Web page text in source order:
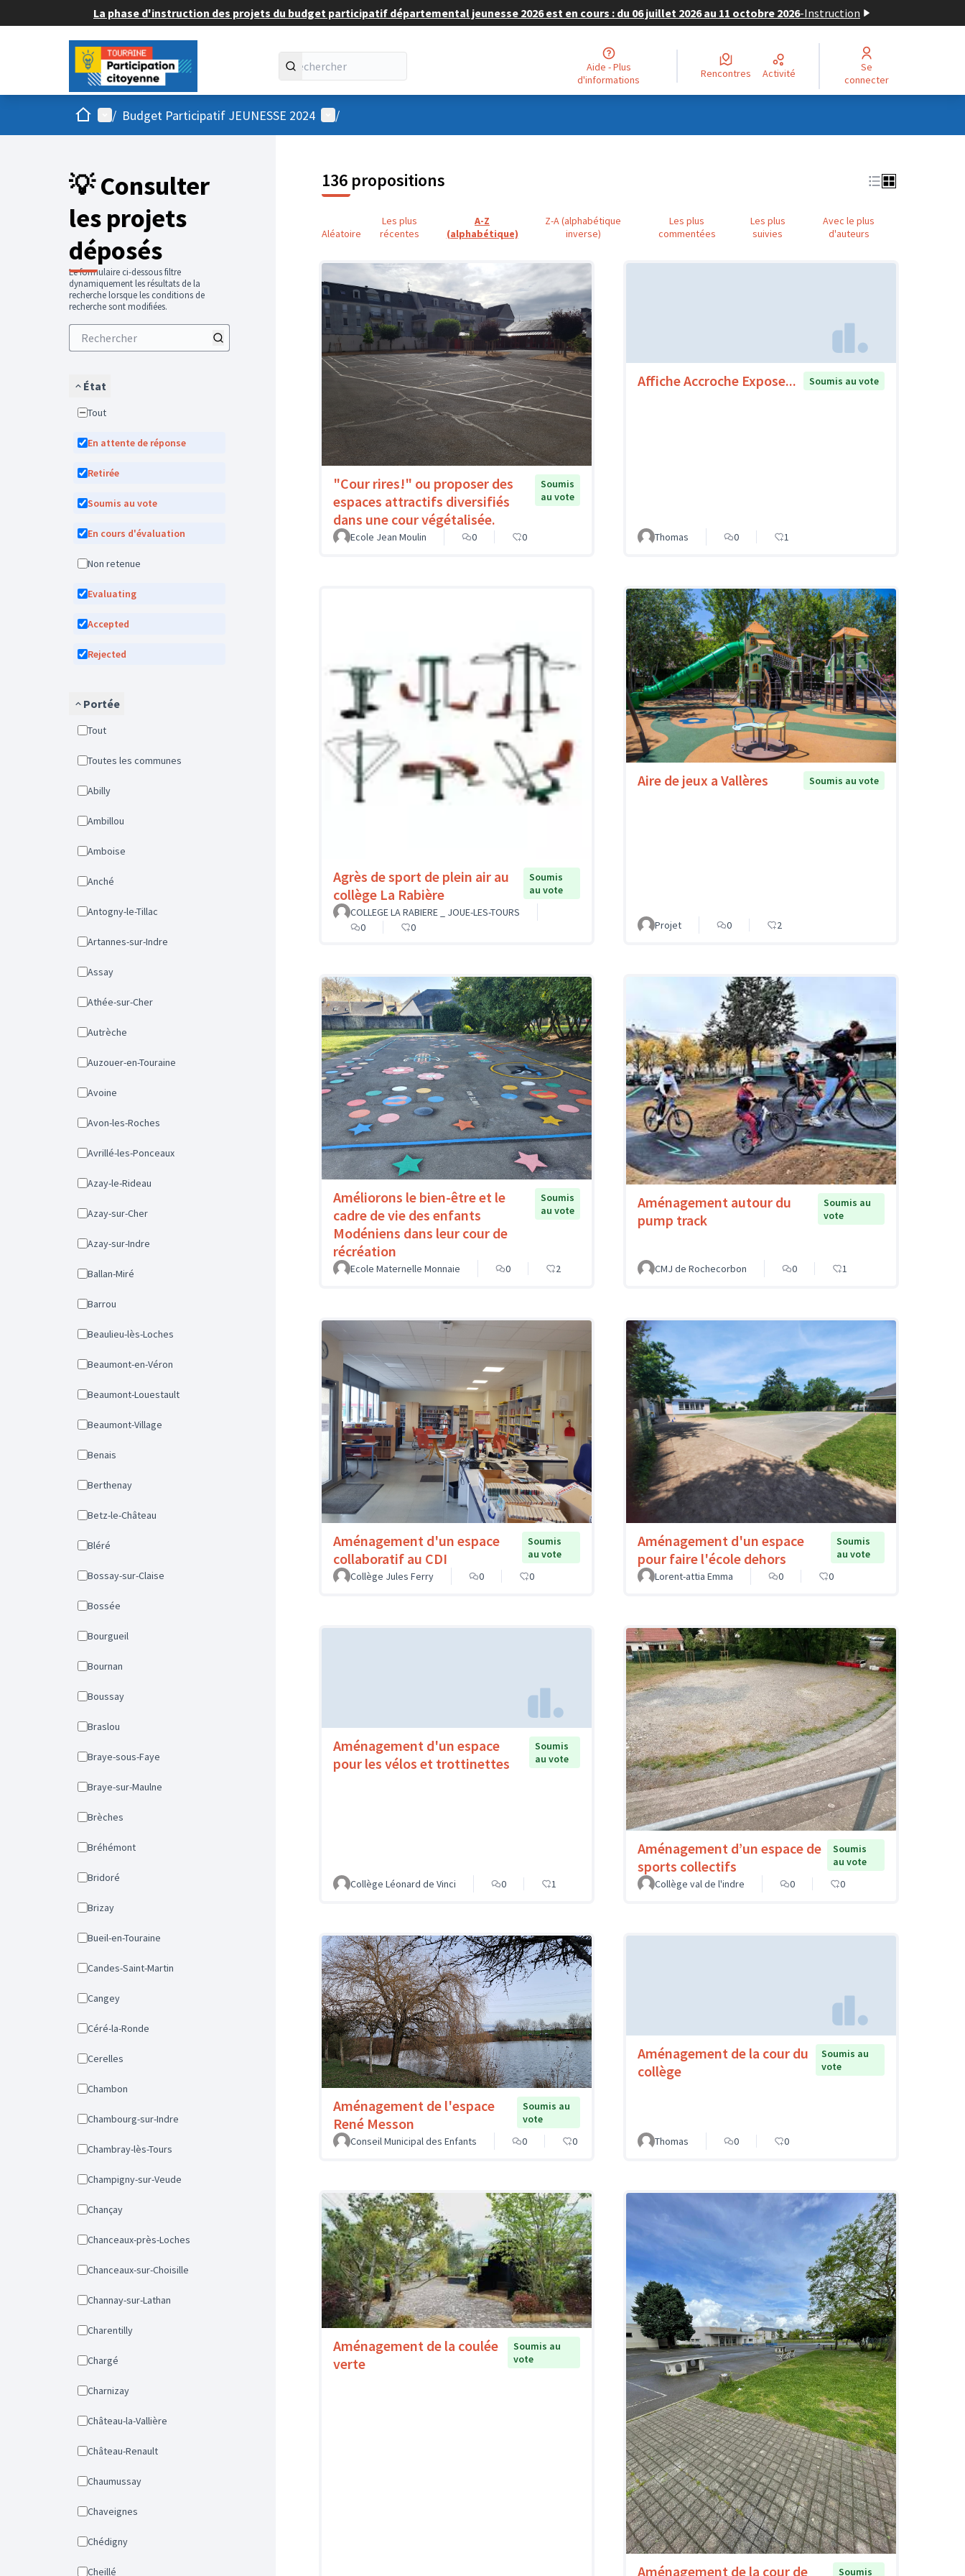
La phase d'instruction des projets du budget participatif départemental jeunesse 2026 est en cours : du 06 juillet 2026 au 11 octobre 2026-Instruction
Aide - Plus
d'informations
Rencontres Activité
Se
connecter
AccueilMenu principal
/ Budget Participatif JEUNESSE 2024 Menu utilisateur
/
💡 Consulter
les projets
déposés
Le formulaire ci-dessous filtre
dynamiquement les résultats de la
recherche lorsque les conditions de
recherche sont modifiées.
État
Tout
En attente de réponse
Retirée
Soumis au vote
En cours d'évaluation
Non retenue
Evaluating
Accepted
Rejected
Portée
Tout
Toutes les communes
Abilly
Ambillou
Amboise
Anché
Antogny-le-Tillac
Artannes-sur-Indre
Assay
Athée-sur-Cher
Autrèche
Auzouer-en-Touraine
Avoine
Avon-les-Roches
Avrillé-les-Ponceaux
Azay-le-Rideau
Azay-sur-Cher
Azay-sur-Indre
Ballan-Miré
Barrou
Beaulieu-lès-Loches
Beaumont-en-Véron
Beaumont-Louestault
Beaumont-Village
Benais
Berthenay
Betz-le-Château
Bléré
Bossay-sur-Claise
Bossée
Bourgueil
Bournan
Boussay
Braslou
Braye-sous-Faye
Braye-sur-Maulne
Brèches
Bréhémont
Bridoré
Brizay
Bueil-en-Touraine
Candes-Saint-Martin
Cangey
Céré-la-Ronde
Cerelles
Chambon
Chambourg-sur-Indre
Chambray-lès-Tours
Champigny-sur-Veude
Chançay
Chanceaux-près-Loches
Chanceaux-sur-Choisille
Channay-sur-Lathan
Charentilly
Chargé
Charnizay
Château-la-Vallière
Château-Renault
Chaumussay
Chaveignes
Chédigny
Cheillé
136 propositions
Aléatoire
Les plus
récentes
A-Z
(alphabétique)
Z-A (alphabétique
inverse)
Les plus
commentées
Les plus
suivies
Avec le plus
d'auteurs
"Cour rires!" ou proposer des
espaces attractifs diversifiés
dans une cour végétalisée.
Soumis
au vote
Ecole Jean Moulin 0 0
Affiche Accroche Expose... Soumis au vote
Thomas 0 1
Agrès de sport de plein air au
collège La Rabière
Soumis
au vote
COLLEGE LA RABIERE _ JOUE-LES-TOURS
0
0
Aire de jeux a Vallères Soumis au vote
Projet 0 2
Améliorons le bien-être et le
cadre de vie des enfants
Modéniens dans leur cour de
récréation
Soumis
au vote
Ecole Maternelle Monnaie 0 2
Aménagement autour du
pump track
Soumis au
vote
CMJ de Rochecorbon 0 1
Aménagement d'un espace
collaboratif au CDI
Soumis
au vote
Collège Jules Ferry
0 0
Aménagement d'un espace
pour faire l'école dehors
Soumis
au vote
Lorent-attia Emma
0 0
Aménagement d'un espace
pour les vélos et trottinettes
Soumis
au vote
Collège Léonard de Vinci 0 1
Aménagement d’un espace de
sports collectifs
Soumis
au vote
Collège val de l'indre
0 0
Aménagement de l'espace
René Messon
Soumis au
vote
Conseil Municipal des Enfants
0 0
Aménagement de la cour du
collège
Soumis au
vote
Thomas 0 0
Aménagement de la coulée
verte
Soumis au
vote
Aménagement de la cour de Soumis